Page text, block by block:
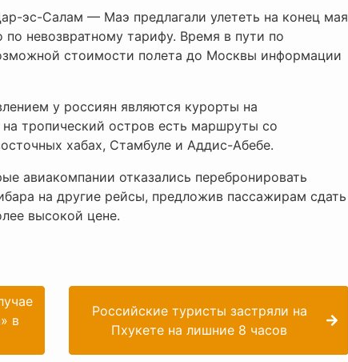
эс-Салам — Маэ предлагали улететь на конец мая
невозвратному тарифу. Время в пути по
стоимости полета до Москвы информации
у россиян являются курорты на
тропический остров есть маршруты со
хабах, Стамбуле и Аддис-Абебе.
авиакомпании отказались перебронировать
на другие рейсы, предложив пассажирам сдать
высокой цене.
в
Российские туристы застряли на
Пхукете на лишние 8 часов